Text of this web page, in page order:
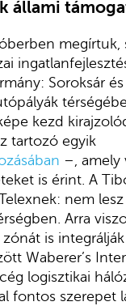
állami
megírtuk,
Soroksár
kezd
tartozó egyik
–, amely
is érint. A
nem
Arra
is
Waberer’s
logisztikai
fontos szerepet